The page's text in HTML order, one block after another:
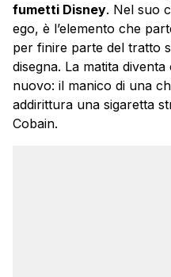
fumetti Disney. Nel suo
ego, è l’elemento che
per finire parte del tratto
disegna. La matita
nuovo: il manico di una
addirittura una sigaretta
Cobain.